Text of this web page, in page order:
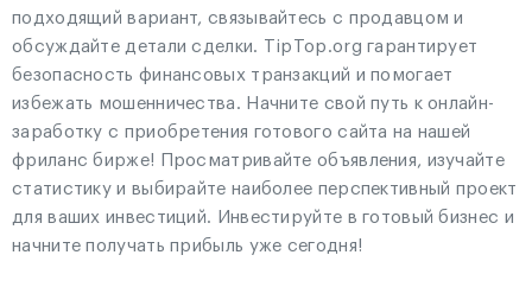
подходящий вариант, связывайтесь с продавцом и
обсуждайте детали сделки. TipTop.org гарантирует
безопасность финансовых транзакций и помогает
избежать мошенничества. Начните свой путь к онлайн-
заработку с приобретения готового сайта на нашей
фриланс бирже! Просматривайте объявления, изучайте
статистику и выбирайте наиболее перспективный проект
для ваших инвестиций. Инвестируйте в готовый бизнес и
начните получать прибыль уже сегодня!